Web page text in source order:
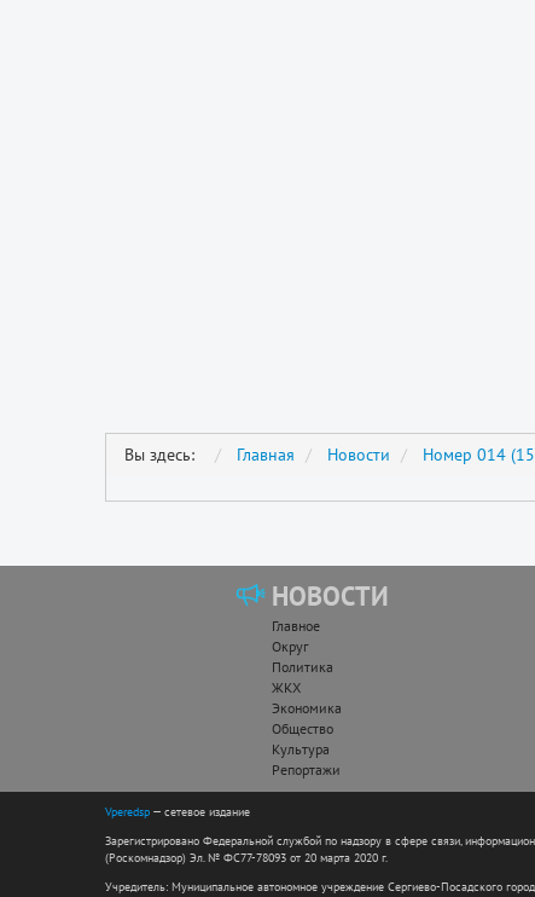
Вы здесь: Главная Новости Номер 014
НОВОСТИ
Главное
Округ
Политика
ЖКХ
Экономика
Общество
Культура
Репортажи
Vperedsp — сетевое издание
Зарегистрировано Федеральной службой по надзору в сфере связи,
(Роскомнадзор) Эл. № ФС77-78093 от 20 марта 2020 г.
Учредитель: Муниципальное автономное учреждение Сергиево-Посадского